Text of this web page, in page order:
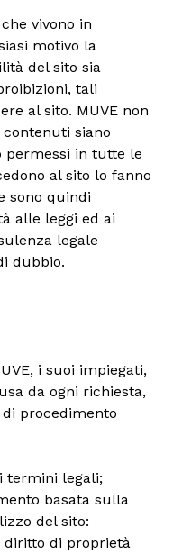
vivono in
motivo la
del sito sia
tali
al sito. MUVE non
siano
permessi in tutte le
al sito lo fanno
sono quindi
alle leggi ed ai
legale
dubbio.
i suoi impiegati,
da ogni richiesta,
procedimento
termini legali;
basata sulla
del sito:
diritto di proprietà